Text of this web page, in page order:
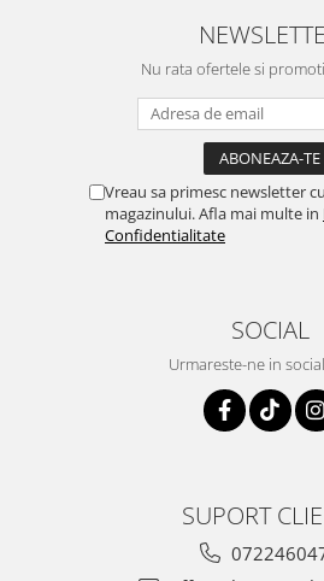
Nu rata ofertele si
Vreau sa primesc newsletter
magazinului. Afla mai multe in
Confidentialitate
SOCIAL
Urmareste-ne in
SUPORT